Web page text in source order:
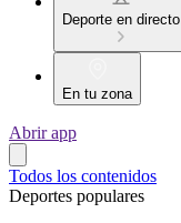
Deporte en directo
En tu zona
Abrir app
Todos los contenidos
Deportes populares